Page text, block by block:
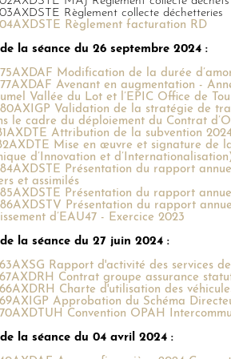
Règlement collecte déchetteries
Règlement facturation RD
la séance du 26 septembre 2024 :
Modification de la durée
Avenant en augmentation -
Vallée du Lot et l’EPIC Office de
Validation de la stratégie de
le cadre du déploiement du Contrat
Attribution de la subvention
Mise en œuvre et signature de
d’Innovation et
Présentation du rapport
et assimilés
Présentation du rapport
Présentation du rapport
d’EAU47 - Exercice 2023
la séance du 27 juin 2024 :
Rapport d'activité des services
Contrat groupe assurance
Charte d'utilisation des
Approbation du Schéma
Convention OPAH
la séance du 04 avril 2024 :